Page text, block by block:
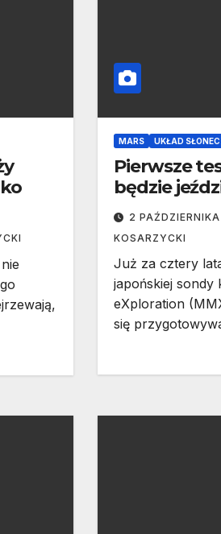
MARS UKŁAD
Pierwsze
będzie
2
KOSARZYCKI
Już za cztery
japońskiej sondy
eXploration
się